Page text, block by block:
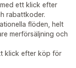
ett klick efter
rabattkoder.
flöden, helt
merförsäljning och
klick efter köp för